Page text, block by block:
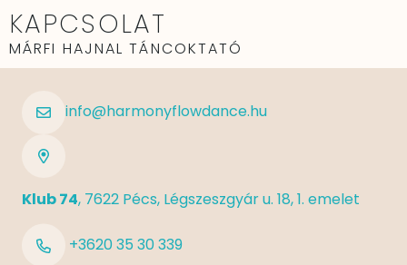
KAPCSOLAT
MÁRFI HAJNAL TÁNCOKTATÓ
info@harmonyflowdance.hu
Klub 74, 7622 Pécs, Légszeszgyár u. 18, 1. emelet
+3620 35 30 339